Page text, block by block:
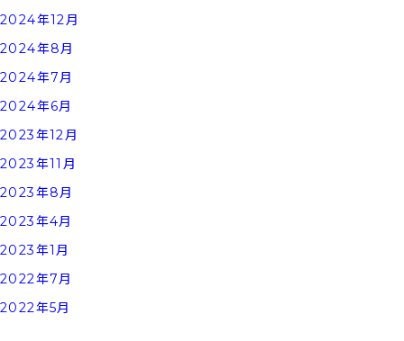
2024年12月
2024年8月
2024年7月
2024年6月
2023年12月
2023年11月
2023年8月
2023年4月
2023年1月
2022年7月
2022年5月